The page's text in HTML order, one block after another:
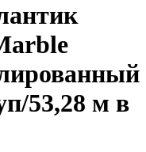
53,28 м в